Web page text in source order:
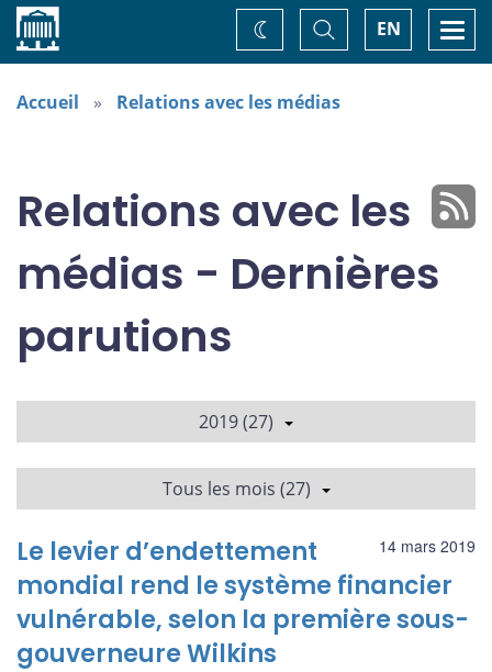
Accueil EN
Basculer
la
recherche
Changez
de
thème
Accueil Relations avec les médias
Relations avec les
médias - Dernières
parutions
2019 (27)
Tous les mois (27)
14 mars 2019
Le levier d’endettement
mondial rend le système financier
vulnérable, selon la première sous-
gouverneure Wilkins